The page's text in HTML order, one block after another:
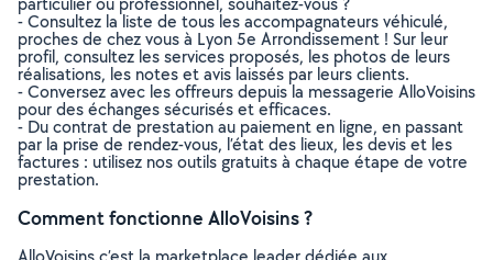
- Consultez la liste de tous les accompagnateurs véhiculé,
proches de chez vous à Lyon 5e Arrondissement ! Sur leur
profil, consultez les services proposés, les photos de leurs
réalisations, les notes et avis laissés par leurs clients.
- Conversez avec les offreurs depuis la messagerie AlloVoisins
pour des échanges sécurisés et efficaces.
- Du contrat de prestation au paiement en ligne, en passant
par la prise de rendez-vous, l’état des lieux, les devis et les
factures : utilisez nos outils gratuits à chaque étape de votre
prestation.
Comment fonctionne AlloVoisins ?